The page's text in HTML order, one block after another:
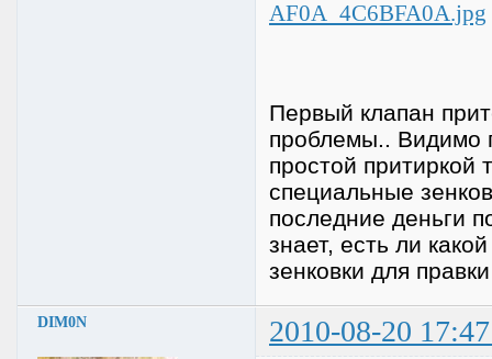
Первый клапан
проблемы.. Видимо
простой притиркой
специальные
последние деньги
знает, есть ли
зенковки для
DIM0N 2010-08-20